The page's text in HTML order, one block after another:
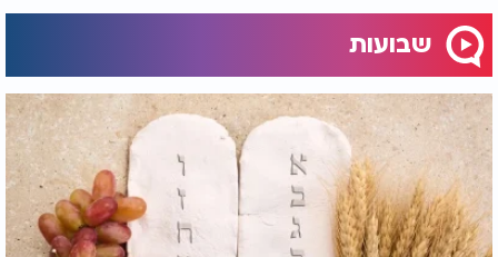
חלק בלתי נפרד משרשרת הדורות של עם ישראל.
המסר המרכזי והעמוק שכולנו יכולים לקחת לחיי היום
יום שלנו מהדברים המרגשים הללו הוא פשוט וברור.
אדם שהולך בדרך האמת ומחזיק בה בכל כוחו, יזכה
בסופו של דבר להגיע אל המטרה הנכונה שלו. הרצון
האמיתי והטהור של האדם לעולם אינו הולך לאיבוד,
והקדוש ברוך הוא תמיד מוביל את מי שמבקש להתקרב
אליו אל המקום המיועד לו. חג מתן תורה שמח ורוחני
לכל בית ישראל.
שבועות